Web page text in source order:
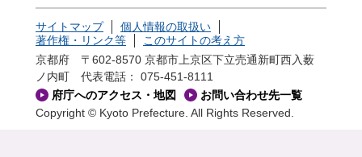
サイトマップ
個人情報の取扱い
著作権・リンク等
このサイトの考え方
京都府 〒602-8570 京都市上京区下立売通新町西入薮
ノ内町
代表電話： 075-451-8111
府庁へのアクセス・地図
お問い合わせ先一覧
Copyright © Kyoto Prefecture. All Rights Reserved.